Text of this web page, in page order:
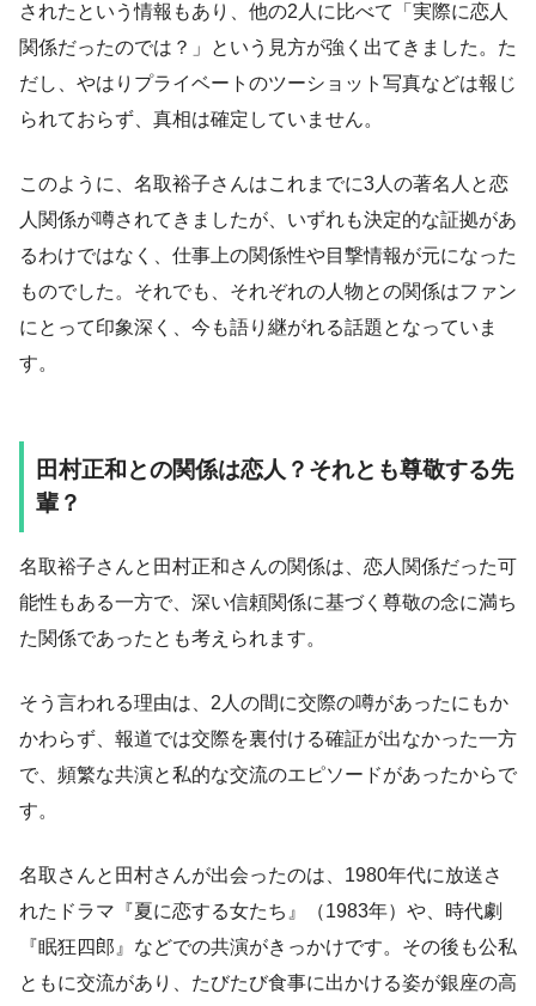
されたという情報もあり、他の2人に比べて「実際に恋人
関係だったのでは？」という見方が強く出てきました。た
だし、やはりプライベートのツーショット写真などは報じ
られておらず、真相は確定していません。
このように、名取裕子さんはこれまでに3人の著名人と恋
人関係が噂されてきましたが、いずれも決定的な証拠があ
るわけではなく、仕事上の関係性や目撃情報が元になった
ものでした。それでも、それぞれの人物との関係はファン
にとって印象深く、今も語り継がれる話題となっていま
す。
田村正和との関係は恋人？それとも尊敬する先
輩？
名取裕子さんと田村正和さんの関係は、恋人関係だった可
能性もある一方で、深い信頼関係に基づく尊敬の念に満ち
た関係であったとも考えられます。
そう言われる理由は、2人の間に交際の噂があったにもか
かわらず、報道では交際を裏付ける確証が出なかった一方
で、頻繁な共演と私的な交流のエピソードがあったからで
す。
名取さんと田村さんが出会ったのは、1980年代に放送さ
れたドラマ『夏に恋する女たち』（1983年）や、時代劇
『眠狂四郎』などでの共演がきっかけです。その後も公私
ともに交流があり、たびたび食事に出かける姿が銀座の高